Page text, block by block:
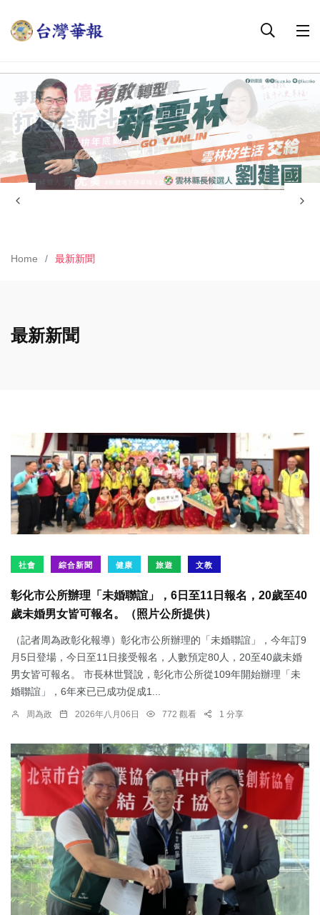
Home 最新新聞
最新新聞
社會 綜合新聞 健康 旅遊 文教
彰化市公所辦理「未婚聯誼」，6日至11日報名，20歲至40
歲未婚男女皆可報名。（照片公所提供）
（記者周為政彰化報導）彰化市公所辦理的「未婚聯誼」，今年訂9
月5日登場，今日至11日接受報名，人數預定80人，20至40歲未婚
男女皆可報名。 市長林世賢說，彰化市公所從109年開始辦理「未
婚聯誼」，6年來已已成功促成1...
周為政 2026年八月06日 772 觀看 1 分享